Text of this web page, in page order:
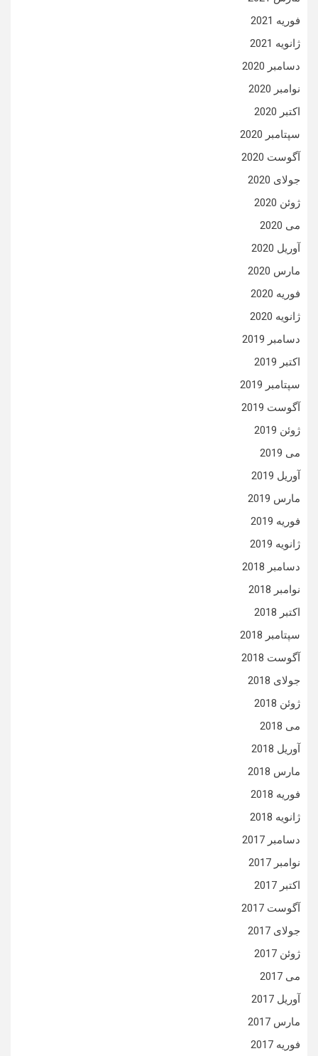
فوریه 2021
ژانویه 2021
دسامبر 2020
نوامبر 2020
اکتبر 2020
سپتامبر 2020
آگوست 2020
جولای 2020
ژوئن 2020
می 2020
آوریل 2020
مارس 2020
فوریه 2020
ژانویه 2020
دسامبر 2019
اکتبر 2019
سپتامبر 2019
آگوست 2019
ژوئن 2019
می 2019
آوریل 2019
مارس 2019
فوریه 2019
ژانویه 2019
دسامبر 2018
نوامبر 2018
اکتبر 2018
سپتامبر 2018
آگوست 2018
جولای 2018
ژوئن 2018
می 2018
آوریل 2018
مارس 2018
فوریه 2018
ژانویه 2018
دسامبر 2017
نوامبر 2017
اکتبر 2017
آگوست 2017
جولای 2017
ژوئن 2017
می 2017
آوریل 2017
مارس 2017
فوریه 2017